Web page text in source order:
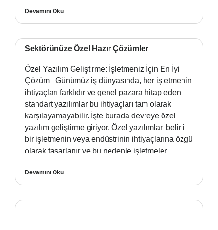
Devamını Oku
Sektörünüze Özel Hazır Çözümler
Özel Yazılım Geliştirme: İşletmeniz İçin En İyi
Çözüm Günümüz iş dünyasında, her işletmenin
ihtiyaçları farklıdır ve genel pazara hitap eden
standart yazılımlar bu ihtiyaçları tam olarak
karşılayamayabilir. İşte burada devreye özel
yazılım geliştirme giriyor. Özel yazılımlar, belirli
bir işletmenin veya endüstrinin ihtiyaçlarına özgü
olarak tasarlanır ve bu nedenle işletmeler
Devamını Oku